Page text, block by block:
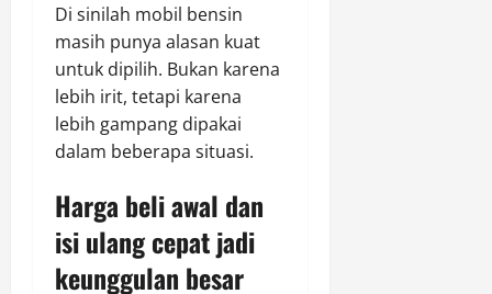
Di sinilah mobil bensin
masih punya alasan kuat
untuk dipilih. Bukan karena
lebih irit, tetapi karena
lebih gampang dipakai
dalam beberapa situasi.
Harga beli awal dan
isi ulang cepat jadi
keunggulan besar